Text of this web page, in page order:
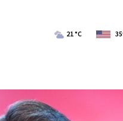
21°C